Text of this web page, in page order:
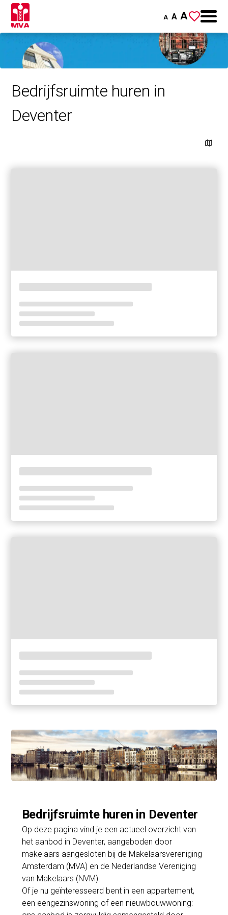
A A A
Bedrijfsruimte huren in
Deventer
Bedrijfsruimte huren in Deventer
Op deze pagina vind je een actueel overzicht van
het aanbod in Deventer, aangeboden door
makelaars aangesloten bij de Makelaarsvereniging
Amsterdam (MVA) en de Nederlandse Vereniging
van Makelaars (NVM).
Of je nu geïnteresseerd bent in een appartement,
een eengezinswoning of een nieuwbouwwoning: